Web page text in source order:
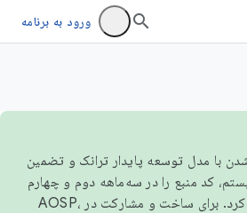
ورود به برنامه
همسو شدن با مدل توسعه پایدار ترانک و تضمین
کد منبع را در سه‌ماهه دوم و چهارم